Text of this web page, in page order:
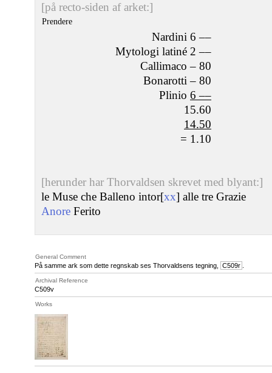
[på recto-siden af arket:]
Prendere
Nardini 6 ––
Mytologi latiné 2 ––
Callimaco – 80
Bonarotti – 80
Plinio 6 ––
15.60
14.50
= 1.10
[herunder har Thorvaldsen skrevet med blyant:]
le Muse che Balleno intor[xx] alle tre Grazie
Anore Ferito
General Comment
På samme ark som dette regnskab ses Thorvaldsens tegning, C509r
Archival Reference
C509v
Works